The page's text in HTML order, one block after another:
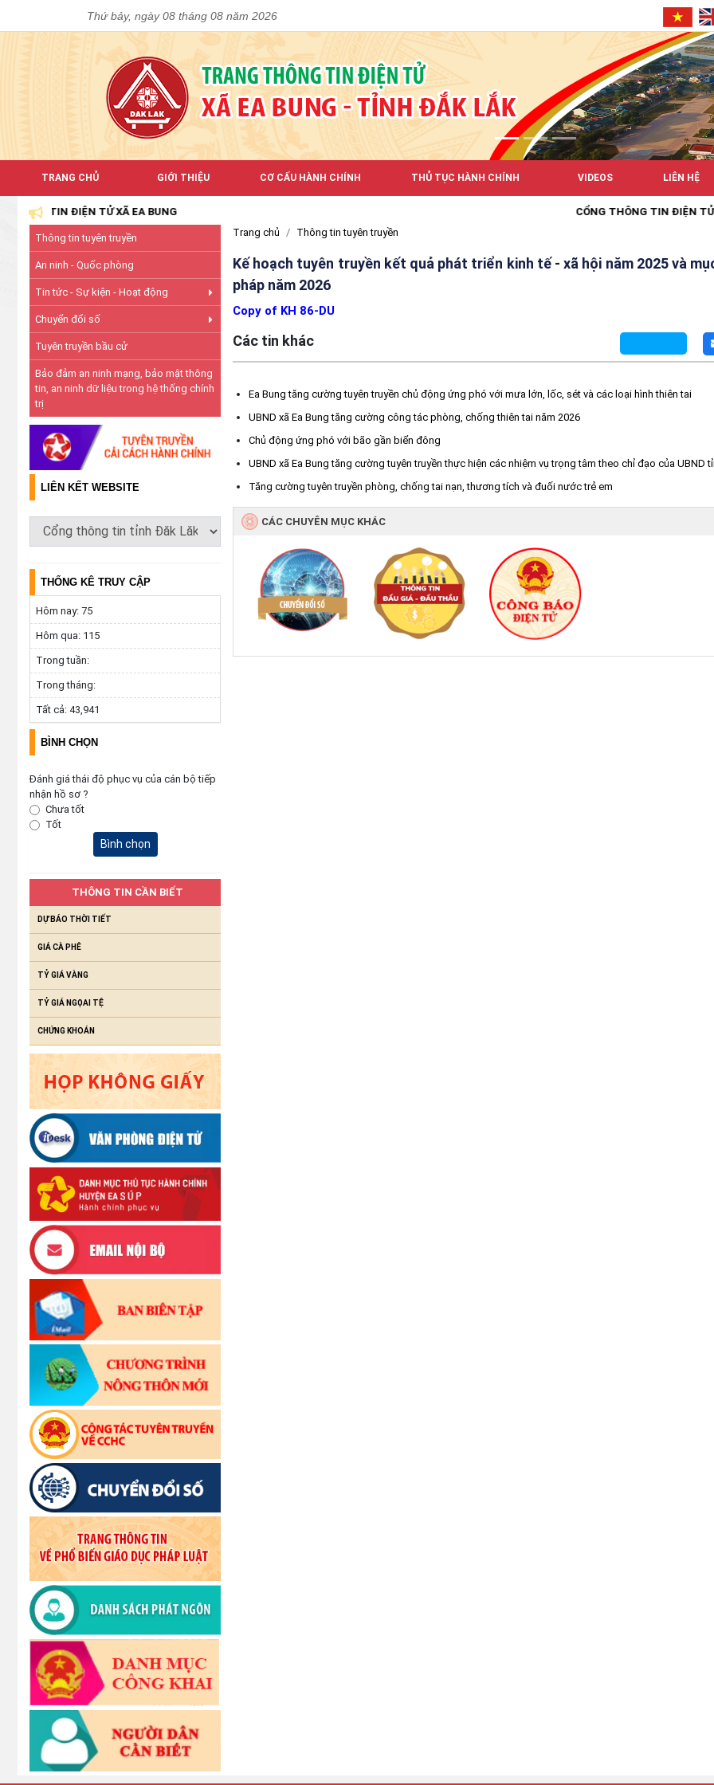
Thứ bảy, ngày 08 tháng 08 năm 2026
TRANG CHỦ GIỚI THIỆU CƠ CẤU HÀNH CHÍNH THỦ TỤC HÀNH CHÍNH VIDEOS LIÊN HỆ
TIN ĐIỆN TỬ XÃ EA BUNG CỔNG THÔNG TIN ĐIỆN TỬ XÃ EA
Thông tin tuyên truyền
An ninh - Quốc phòng
Tin tức - Sự kiện - Hoạt động
Chuyển đổi số
Tuyên truyền bầu cử
Bảo đảm an ninh mạng, bảo mật thông
tin, an ninh dữ liệu trong hệ thống chính
trị
LIÊN KẾT WEBSITE
THỐNG KÊ TRUY CẬP
Hôm nay: 75
Hôm qua: 115
Trong tuần:
Trong tháng:
Tất cả: 43,941
BÌNH CHỌN
Đánh giá thái độ phục vụ của cán bộ tiếp
nhận hồ sơ ?
Chưa tốt
Tốt
Bình chọn
THÔNG TIN CẦN BIẾT
DỰ BÁO THỜI TIẾT
GIÁ CÀ PHÊ
TỶ GIÁ VÀNG
TỶ GIÁ NGỌAI TỆ
CHỨNG KHOÁN
Trang chủ Thông tin tuyên truyền
Kế hoạch tuyên truyền kết quả phát triển kinh tế - xã hội năm 2025 và
pháp năm 2026
Copy of KH 86-DU
Các tin khác
Ea Bung tăng cường tuyên truyền chủ động ứng phó với mưa lớn, lốc, sét và các loại hình thiên tai
UBND xã Ea Bung tăng cường công tác phòng, chống thiên tai năm 2026
Chủ động ứng phó với bão gần biển đông
UBND xã Ea Bung tăng cường tuyên truyền thực hiện các nhiệm vụ trọng tâm theo chỉ đạo của UBND
Tăng cường tuyên truyền phòng, chống tai nạn, thương tích và đuối nước trẻ em
CÁC CHUYÊN MỤC KHÁC